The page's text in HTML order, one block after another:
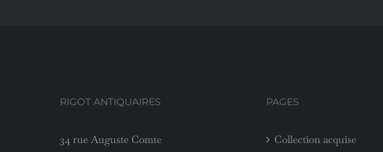
RIGOT ANTIQUAIRES
34 rue Auguste Comte
PAGES
Collection acquise